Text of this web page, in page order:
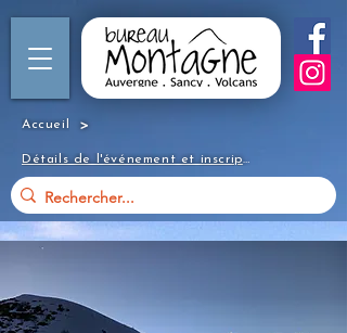
Accueil >
Détails de l'événement et inscription